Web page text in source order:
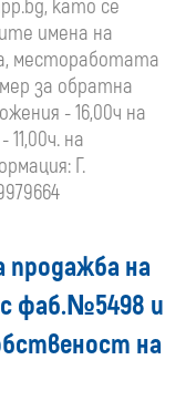
, като се
имена на
местоработата
за обратна
- 16,00ч на
на
Г.
продажба на
с фаб.№5498 и
на